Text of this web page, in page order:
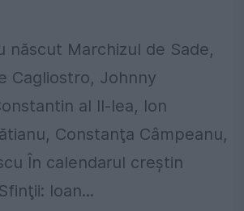
născut Marchizul de Sade,
Cagliostro, Johnny
al II-lea, Ion
Constanţa Câmpeanu,
În calendarul creştin
Ioan...